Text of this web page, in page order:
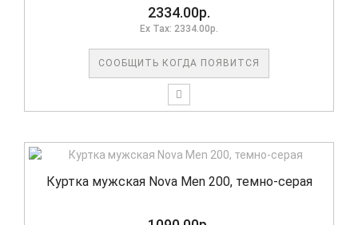
2334.00р.
Ex Tax: 2334.00р.
СООБЩИТЬ КОГДА ПОЯВИТСЯ
Куртка мужская Nova Men 200, темно-серая